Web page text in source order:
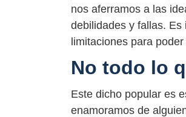
nos aferramos a las
debilidades y fallas.
limitaciones para
No todo lo
Este dicho popular es
enamoramos de